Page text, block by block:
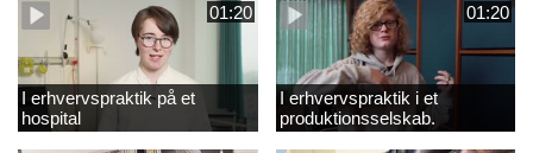
01:20
I erhvervspraktik på et
hospital
01:20
I erhvervspraktik i et
produktionsselskab.